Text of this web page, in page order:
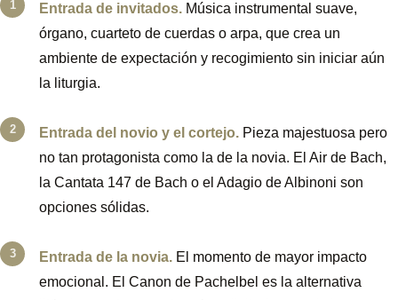
Entrada de invitados. Música instrumental suave,
órgano, cuarteto de cuerdas o arpa, que crea un
ambiente de expectación y recogimiento sin iniciar aún
la liturgia.
Entrada del novio y el cortejo. Pieza majestuosa pero
no tan protagonista como la de la novia. El Air de Bach,
la Cantata 147 de Bach o el Adagio de Albinoni son
opciones sólidas.
Entrada de la novia. El momento de mayor impacto
emocional. El Canon de Pachelbel es la alternativa